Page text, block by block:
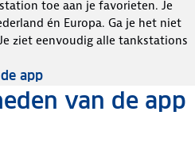
toe aan je favorieten. Je
én Europa. Ga je het niet
ziet eenvoudig alle tankstations
app
van de app